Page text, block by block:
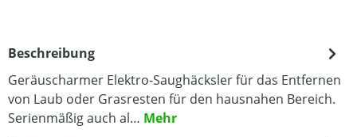
Beschreibung
Geräuscharmer Elektro-Saughäcksler für das Entfernen
von Laub oder Grasresten für den hausnahen Bereich.
Serienmäßig auch al… Mehr